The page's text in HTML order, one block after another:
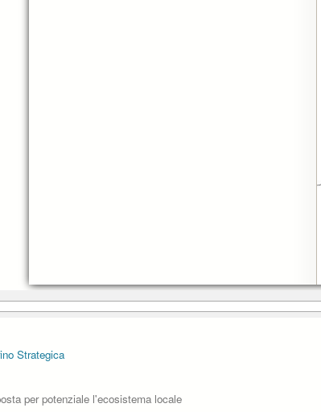
Strategica
per potenziale l'ecosistema locale